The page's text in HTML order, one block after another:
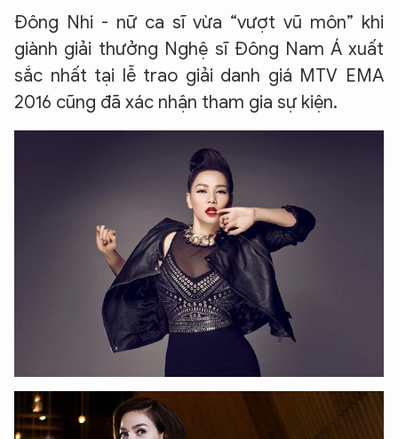
Đông Nhi - nữ ca sĩ vừa “vượt vũ môn” khi
giành giải thưởng Nghệ sĩ Đông Nam Á xuất
sắc nhất tại lễ trao giải danh giá MTV EMA
2016 cũng đã xác nhận tham gia sự kiện.